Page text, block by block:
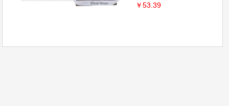
￥53.39